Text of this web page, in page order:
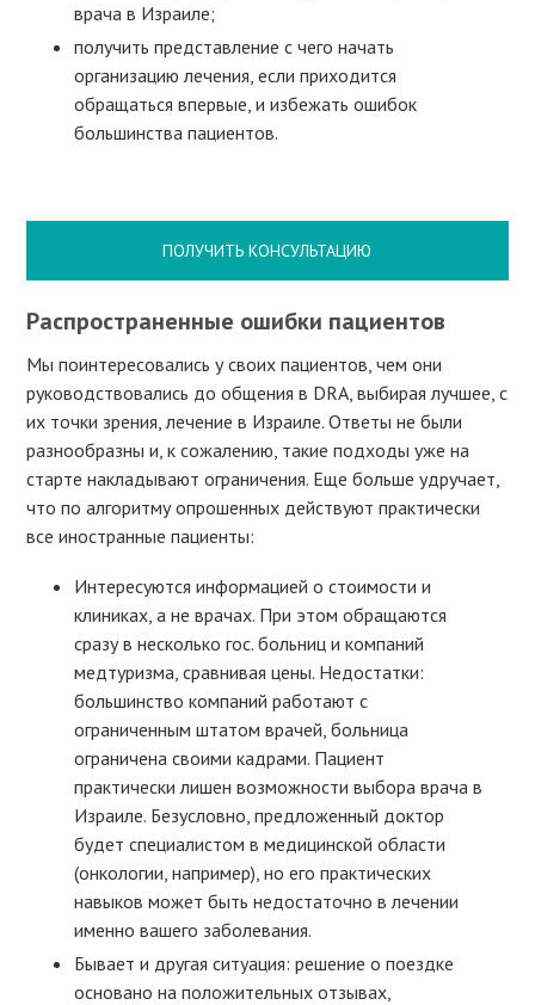
врача в Израиле;
получить представление с чего начать
организацию лечения, если приходится
обращаться впервые, и избежать ошибок
большинства пациентов.
ПОЛУЧИТЬ КОНСУЛЬТАЦИЮ
Распространенные ошибки пациентов
Мы поинтересовались у своих пациентов, чем они
руководствовались до общения в DRA, выбирая лучшее, с
их точки зрения, лечение в Израиле. Ответы не были
разнообразны и, к сожалению, такие подходы уже на
старте накладывают ограничения. Еще больше удручает,
что по алгоритму опрошенных действуют практически
все иностранные пациенты:
Интересуются информацией о стоимости и
клиниках, а не врачах. При этом обращаются
сразу в несколько гос. больниц и компаний
медтуризма, сравнивая цены. Недостатки:
большинство компаний работают с
ограниченным штатом врачей, больница
ограничена своими кадрами. Пациент
практически лишен возможности выбора врача в
Израиле. Безусловно, предложенный доктор
будет специалистом в медицинской области
(онкологии, например), но его практических
навыков может быть недостаточно в лечении
именно вашего заболевания.
Бывает и другая ситуация: решение о поездке
основано на положительных отзывах,